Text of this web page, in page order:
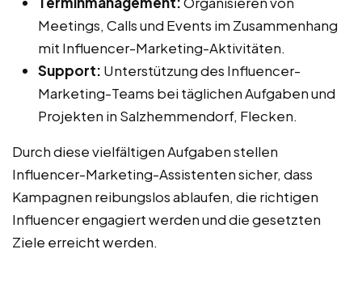
Meetings, Calls und Events im Zusammenhang
mit Influencer-Marketing-Aktivitäten.
Support: Unterstützung des Influencer-
Marketing-Teams bei täglichen Aufgaben und
Projekten in Salzhemmendorf, Flecken.
Durch diese vielfältigen Aufgaben stellen
Influencer-Marketing-Assistenten sicher, dass
Kampagnen reibungslos ablaufen, die richtigen
Influencer engagiert werden und die gesetzten
Ziele erreicht werden.